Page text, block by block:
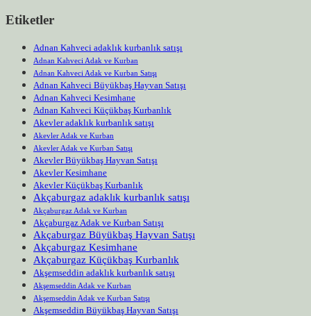
Etiketler
Adnan Kahveci adaklık kurbanlık satışı
Adnan Kahveci Adak ve Kurban
Adnan Kahveci Adak ve Kurban Satışı
Adnan Kahveci Büyükbaş Hayvan Satışı
Adnan Kahveci Kesimhane
Adnan Kahveci Küçükbaş Kurbanlık
Akevler adaklık kurbanlık satışı
Akevler Adak ve Kurban
Akevler Adak ve Kurban Satışı
Akevler Büyükbaş Hayvan Satışı
Akevler Kesimhane
Akevler Küçükbaş Kurbanlık
Akçaburgaz adaklık kurbanlık satışı
Akçaburgaz Adak ve Kurban
Akçaburgaz Adak ve Kurban Satışı
Akçaburgaz Büyükbaş Hayvan Satışı
Akçaburgaz Kesimhane
Akçaburgaz Küçükbaş Kurbanlık
Akşemseddin adaklık kurbanlık satışı
Akşemseddin Adak ve Kurban
Akşemseddin Adak ve Kurban Satışı
Akşemseddin Büyükbaş Hayvan Satışı